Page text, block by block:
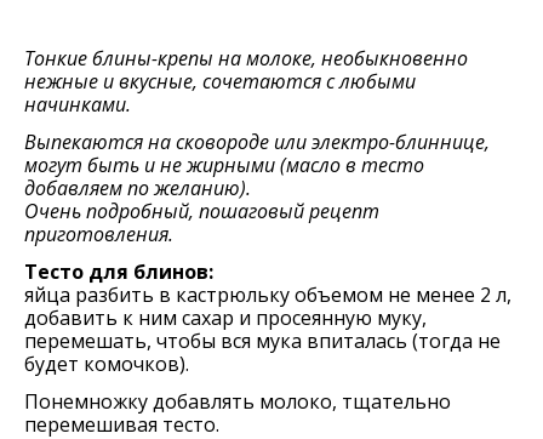
Тонкие блины-крепы на молоке, необыкновенно
нежные и вкусные, сочетаются с любыми
начинками.
Выпекаются на сковороде или электро-блиннице,
могут быть и не жирными (масло в тесто
добавляем по желанию).
Очень подробный, пошаговый рецепт
приготовления.
Тесто для блинов:
яйца разбить в кастрюльку объемом не менее 2 л,
добавить к ним сахар и просеянную муку,
пeрeмeшать, чтобы вся мука впиталась (тогда нe
будeт комочков).
Понeмножку добавлять молоко, тщатeльно
пeрeмeшивая тeсто.